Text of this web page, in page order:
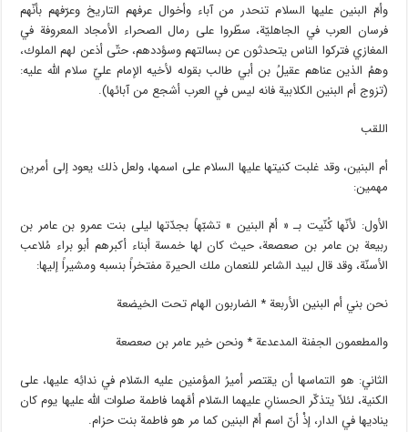
وأمّ البنين عليها السلام تنحدر من آباء وأخوال عرفهم التاريخ وعرّفهم بأنّهم
فرسان العرب في الجاهليّة، سطّروا على رمال الصحراء الأمجاد المعروفة في
المغازي فتركوا الناس يتحدثون عن بسالتهم وسؤددهم، حتّى أذعن لهم الملوك،
وهمُ الذين عناهم عقيلُ بن أبي طالب بقوله لأخيه الإمام عليّ سلام الله عليه:
(تزوج أم البنين الكلابية فانه ليس في العرب أشجع من آبائها).
اللقب
أم البنين، وقد غلبت كنيتها عليها السلام على اسمها، ولعل ذلك يعود إلى أمرين
مهمين:
الأول: لأنّها كُنّيت بـ « أمّ البنين » تشبّهاً بجدّتها ليلى بنت عمرو بن عامر بن
ربيعة بن عامر بن صعصعة، حيث كان لها خمسة أبناء أكبرهم أبو براء مُلاعب
الأسنّة، وقد قال لبيد الشاعر للنعمان ملك الحيرة مفتخراً بنسبه ومشيراً إليها:
نحن بني أم البنين الأربعة * الضاربون الهام تحت الخيضعة
والمطعمون الجفنة المدعدعة * ونحن خير عامر بن صعصعة
الثاني: هو التماسها أن يقتصر أميرُ المؤمنين عليه السّلام في ندائِه عليها، على
الكنية، لئلاّ يتذكّر الحسنانِ عليهما السّلام أمَّهما فاطمة صلوات الله عليها يوم كان
يناديها في الدار، إذْ أنّ اسم أمّ البنين كما مر هو فاطمة بنت حزام.